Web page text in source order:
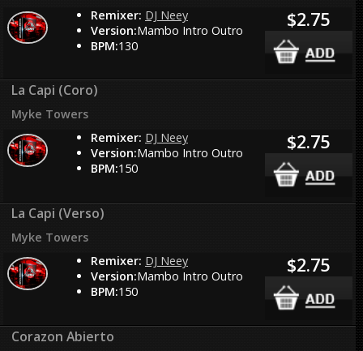
Remixer: DJ Neey
Version:Mambo Intro Outro
BPM:130
$2.75
La Capi (Coro)
Myke Towers
Remixer: DJ Neey
Version:Mambo Intro Outro
BPM:150
$2.75
La Capi (Verso)
Myke Towers
Remixer: DJ Neey
Version:Mambo Intro Outro
BPM:150
$2.75
Corazon Abierto